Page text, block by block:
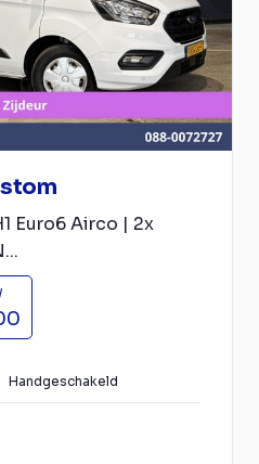
Euro6 Airco | 2x
Handgeschakeld